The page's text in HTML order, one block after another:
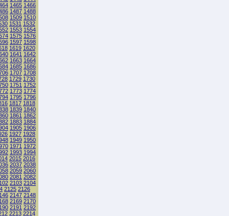
1465 1466
1487 1488
1509 1510
1531 1532
1553 1554
1575 1576
1597 1598
1619 1620
1641 1642
1663 1664
1685 1686
1707 1708
1729 1730
1751 1752
1773 1774
1795 1796
1817 1818
1839 1840
1861 1862
1883 1884
1905 1906
1927 1928
1949 1950
1971 1972
1993 1994
2015 2016
2037 2038
2059 2060
2081 2082
2103 2104
2125 2126
2147 2148
2169 2170
2191 2192
2213 2214